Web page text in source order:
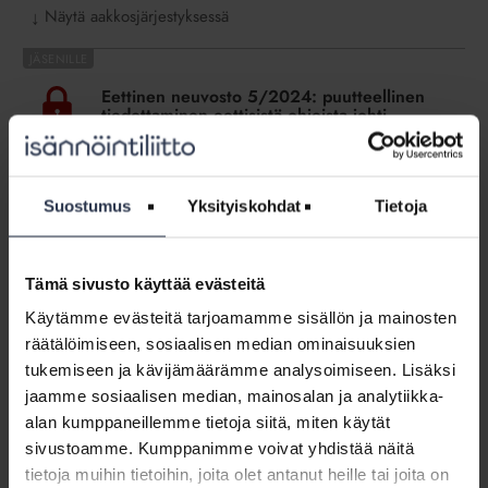
Suostumus Yksityiskohdat Tietoja
Tämä sivusto käyttää evästeitä
Käytämme evästeitä tarjoamamme sisällön ja mainosten
räätälöimiseen, sosiaalisen median ominaisuuksien
tukemiseen ja kävijämäärämme analysoimiseen. Lisäksi
jaamme sosiaalisen median, mainosalan ja analytiikka-
alan kumppaneillemme tietoja siitä, miten käytät
sivustoamme. Kumppanimme voivat yhdistää näitä
tietoja muihin tietoihin, joita olet antanut heille tai joita on
↓ Näytä aakkosjärjestyksessä
neuvosto
5/2024:
puutteellinen
tiedottaminen
ohjeista
ohjeiden
menettelystä
ilman
seuraamusta
Eettinen neuvosto 5/2024: puutteellinen
tiedottaminen eettisistä ohjeista johti
toteamukseen ohjeiden vastaisesta
menettelystä ilman seuraamusta
Tämä osio on rajattu Isännöintiliiton jäsenyritysten
Eettinen
neuvosto
2/2024:
myöhässä
tehtyä
lausuntopyyntöä
urakan
laskuista
ei
Eettinen neuvosto 2/2024: myöhässä
tehtyä lausuntopyyntöä urakan laskuista ei
käsitelty
OIKEUSTAPAUKSET
Tämä osio on rajattu Isännöintiliiton jäsenyritysten
henkilökunnalle. Kirjaudu sisään